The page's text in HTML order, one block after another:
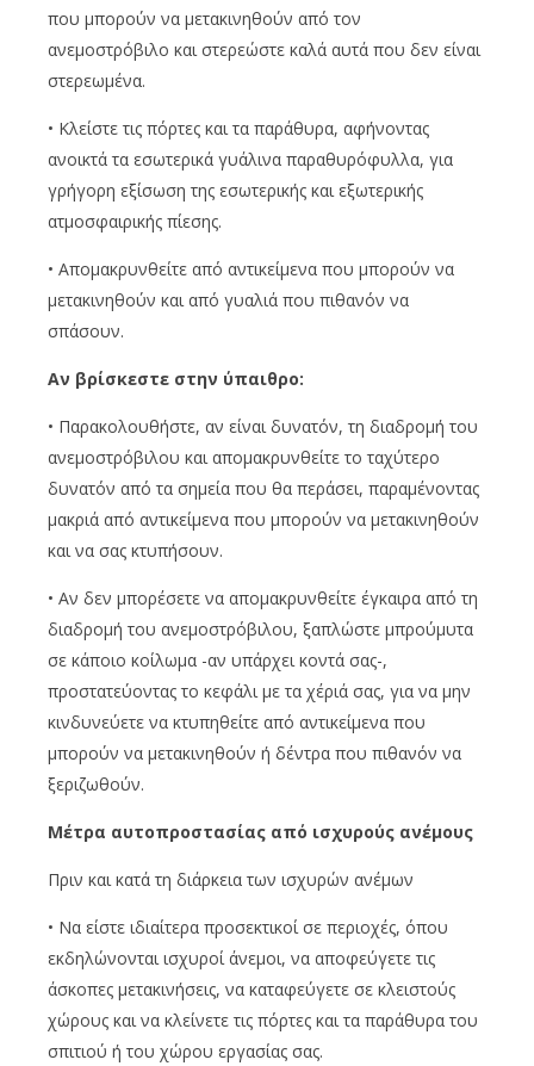
που μπορούν να μετακινηθούν από τον
ανεμοστρόβιλο και στερεώστε καλά αυτά που δεν είναι
στερεωμένα.
• Κλείστε τις πόρτες και τα παράθυρα, αφήνοντας
ανοικτά τα εσωτερικά γυάλινα παραθυρόφυλλα, για
γρήγορη εξίσωση της εσωτερικής και εξωτερικής
ατμοσφαιρικής πίεσης.
• Απομακρυνθείτε από αντικείμενα που μπορούν να
μετακινηθούν και από γυαλιά που πιθανόν να
σπάσουν.
Αν βρίσκεστε στην ύπαιθρο:
• Παρακολουθήστε, αν είναι δυνατόν, τη διαδρομή του
ανεμοστρόβιλου και απομακρυνθείτε το ταχύτερο
δυνατόν από τα σημεία που θα περάσει, παραμένοντας
μακριά από αντικείμενα που μπορούν να μετακινηθούν
και να σας κτυπήσουν.
• Αν δεν μπορέσετε να απομακρυνθείτε έγκαιρα από τη
διαδρομή του ανεμοστρόβιλου, ξαπλώστε μπρούμυτα
σε κάποιο κοίλωμα -αν υπάρχει κοντά σας-,
προστατεύοντας το κεφάλι με τα χέριά σας, για να μην
κινδυνεύετε να κτυπηθείτε από αντικείμενα που
μπορούν να μετακινηθούν ή δέντρα που πιθανόν να
ξεριζωθούν.
Μέτρα αυτοπροστασίας από ισχυρούς ανέμους
Πριν και κατά τη διάρκεια των ισχυρών ανέμων
• Να είστε ιδιαίτερα προσεκτικοί σε περιοχές, όπου
εκδηλώνονται ισχυροί άνεμοι, να αποφεύγετε τις
άσκοπες μετακινήσεις, να καταφεύγετε σε κλειστούς
χώρους και να κλείνετε τις πόρτες και τα παράθυρα του
σπιτιού ή του χώρου εργασίας σας.